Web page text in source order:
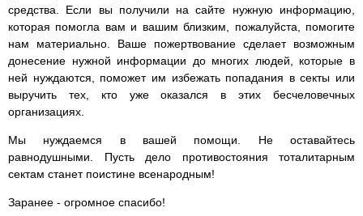
средства. Если вы получили на сайте нужную информацию,
которая помогла вам и вашим близким, пожалуйста, помогите
нам материально. Ваше пожертвование сделает возможным
донесение нужной информации до многих людей, которые в
ней нуждаются, поможет им избежать попадания в секты или
выручить тех, кто уже оказался в этих бесчеловечных
организациях.
Мы нуждаемся в вашей помощи. Не оставайтесь
равнодушными. Пусть дело противостояния тоталитарным
сектам станет поистине всенародным!
Заранее - огромное спасибо!